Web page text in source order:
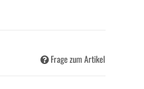
Frage zum Artikel